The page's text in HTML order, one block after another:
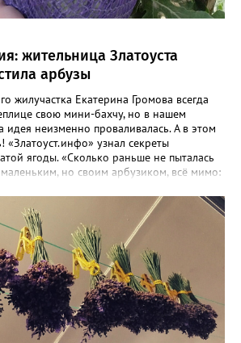
жительница Златоуста
арбузы
жилучастка Екатерина Громова всегда
свою мини-бахчу, но в нашем
идея неизменно проваливалась. А в этом
«Златоуст.инфо» узнал секреты
ягоды. «Сколько раньше не пыталась
маленьким, но своим арбузиком, всё мимо:
– В этом году посадила сорт так
арбузов – «Юлия», а также «Коккоро»
очень сладкий). Вот уже первый на пару
оборвал плеть, подвешиваю своих
из-под овощей или авоськах,
попробовать!». Опытные
в соцсетях посоветовали нашей
созревшим не раньше, чем с его кожуры
глянцевым). По срокам опыления
«Коккоро» - не менее 42 дней от завязи